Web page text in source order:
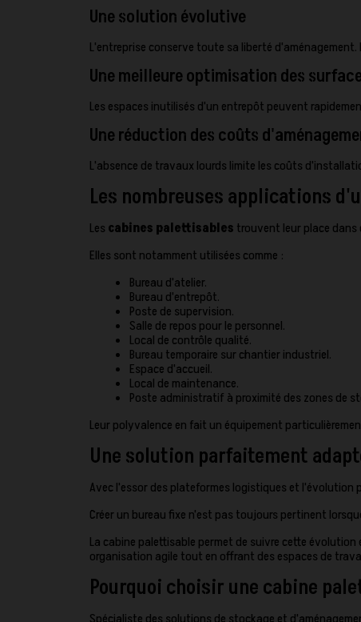
Une solution évolutive
L'entreprise conserve toute sa liberté
Une meilleure optimisation des
Les espaces inutilisés d'un entrepôt peuvent
Une réduction des coûts
L'absence de travaux lourds limite les coûts
Les nombreuses applications
Les cabines palettisables trouvent leur place
Elles sont notamment utilisées comme :
Bureau d'atelier.
Bureau d'entrepôt.
Poste de supervision.
Salle de repos pour le personnel.
Local de contrôle qualité.
Bureau temporaire sur chantier industriel.
Espace d'accueil.
Local de maintenance.
Poste administratif à proximité des zones de
Leur polyvalence en fait un équipement
Une solution parfaitement
Avec l'essor des plateformes logistiques et l'évolution
Créer un bureau fixe n'est pas toujours pertinent
La cabine palettisable permet de suivre cette
organisation agile tout en offrant des espaces de
Pourquoi choisir une cabine